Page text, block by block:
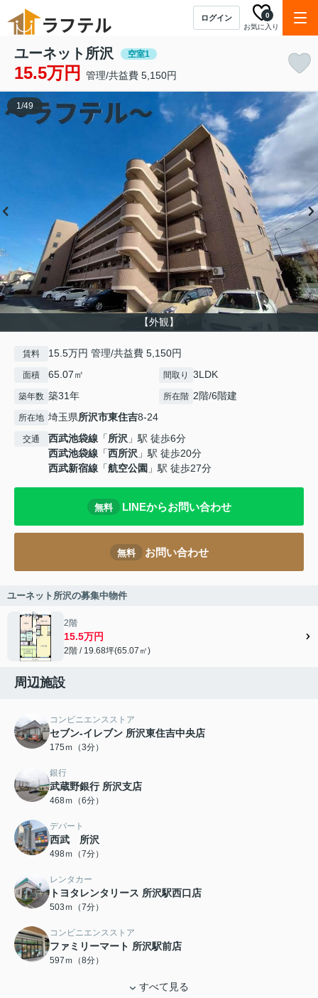
ログイン
お気に入り
0
ユーネット所沢 空室1
15.5万円 管理/共益費 5,150円
【外観】
1/49
賃料 15.5万円 管理/共益費 5,150円
面積 65.07㎡ 間取り 3LDK
築年数 築31年 所在階 2階/6階建
所在地 埼玉県所沢市東住吉8-24
交通 西武池袋線 「所沢 」駅 徒歩6分
西武池袋線 「西所沢 」駅 徒歩20分
西武新宿線 「航空公園 」駅 徒歩27分
無料 LINEからお問い合わせ
無料 お問い合わせ
ユーネット所沢の募集中物件
2階
15.5万円
2階 / 19.68坪(65.07㎡)
周辺施設
コンビニエンスストア
セブン-イレブン 所沢東住吉中央店
175ｍ（3分）
銀行
武蔵野銀行 所沢支店
468ｍ（6分）
デパート
西武 所沢
498ｍ（7分）
レンタカー
トヨタレンタリース 所沢駅西口店
503ｍ（7分）
コンビニエンスストア
ファミリーマート 所沢駅前店
597ｍ（8分）
すべて見る